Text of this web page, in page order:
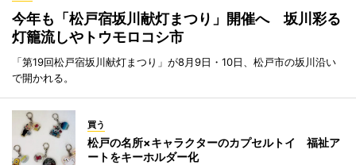
今年も「松戸宿坂川献灯まつり」開催へ 坂川彩る
灯籠流しやトウモロコシ市
「第19回松戸宿坂川献灯まつり」が8月9日・10日、松戸市の坂川沿い
で開かれる。
買う
松戸の名所×キャラクターのカプセルトイ 福祉ア
ートをキーホルダー化